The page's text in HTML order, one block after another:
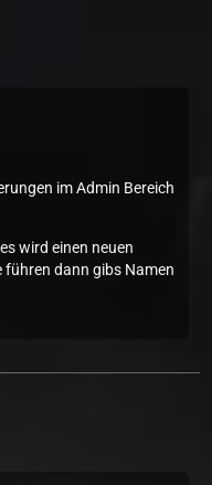
im Admin Bereich
wird einen neuen
führen dann gibs Namen